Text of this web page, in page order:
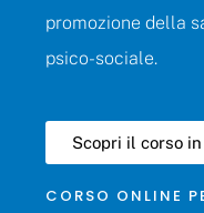
promozione della
psico-sociale.
Scopri il corso
CORSO ONLINE